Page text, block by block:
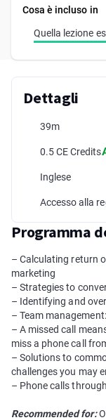
Cosa è incluso in
Quella lezione
Dettagli
39m
0.5 CE Credits
Inglese
Accesso alla
Programma
– Calculating return
marketing
– Strategies to
– Identifying and
– Team
– A missed call
miss a phone call
– Solutions to
challenges you may
– Phone calls
Recommended for: